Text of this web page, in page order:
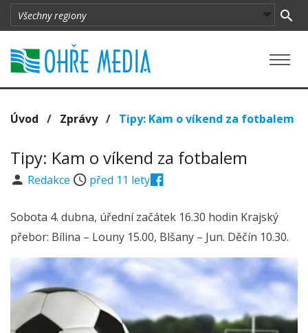
Úvod / Zprávy/ Tipy: Kam o víkend za fotbalem
Tipy: Kam o víkend za fotbalem
Redakce před 11 lety
Sobota 4. dubna, úřední začátek 16.30 hodin Krajský
přebor: Bílina – Louny 15.00, Blšany – Jun. Děčín 10.30.